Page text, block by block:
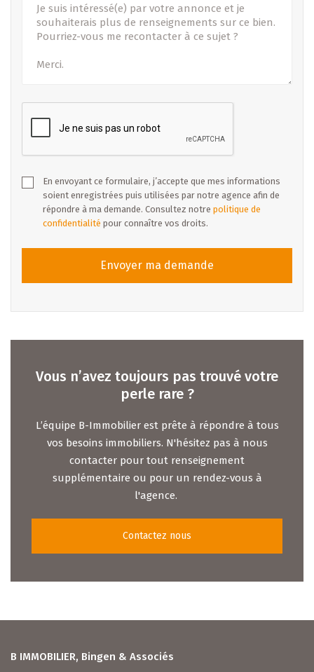
En envoyant ce formulaire, j’accepte que mes informations
soient enregistrées puis utilisées par notre agence afin de
répondre à ma demande. Consultez notre politique de
confidentialité pour connaître vos droits.
Envoyer ma demande
Vous n’avez toujours pas trouvé votre
perle rare ?
L’équipe B-Immobilier est prête à répondre à tous
vos besoins immobiliers. N'hésitez pas à nous
contacter pour tout renseignement
supplémentaire ou pour un rendez-vous à
l'agence.
Contactez nous
B IMMOBILIER, Bingen & Associés